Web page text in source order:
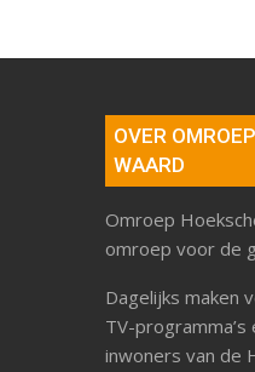
OVER
WAARD
Omroep
omroep voor de
Dagelijks maken
TV-
inwoners van de